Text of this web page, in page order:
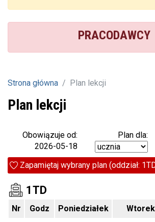
PRACODAWCY
Strona główna Plan lekcji
Plan lekcji
Obowiązuje od:
2026-05-18
Plan dla:
Zapamiętaj wybrany plan (oddział:
1TD
Nr Godz Poniedziałek Wtorek